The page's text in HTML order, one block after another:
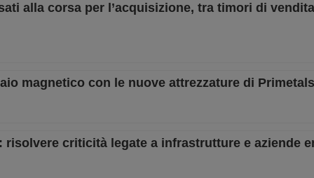
alla corsa per l’acquisizione, tra timori di
magnetico con le nuove attrezzature di Primetals
risolvere criticità legate a infrastrutture e aziende